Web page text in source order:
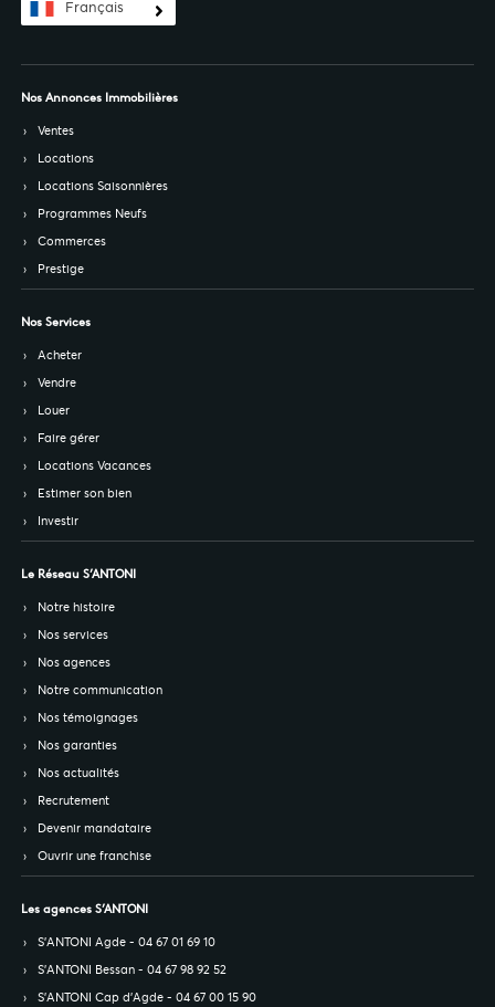
Français
Nos Annonces Immobilières
Ventes
Locations
Locations Saisonnières
Programmes Neufs
Commerces
Prestige
Nos Services
Acheter
Vendre
Louer
Faire gérer
Locations Vacances
Estimer son bien
Investir
Le Réseau S’ANTONI
Notre histoire
Nos services
Nos agences
Notre communication
Nos témoignages
Nos garanties
Nos actualités
Recrutement
Devenir mandataire
Ouvrir une franchise
Les agences S’ANTONI
S’ANTONI Agde - 04 67 01 69 10
S’ANTONI Bessan - 04 67 98 92 52
S’ANTONI Cap d'Agde - 04 67 00 15 90